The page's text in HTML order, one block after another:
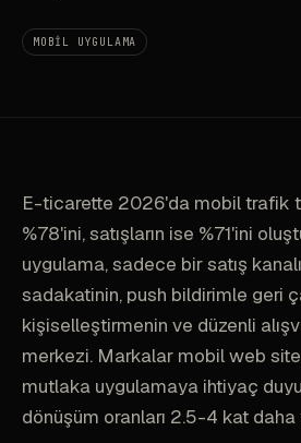
MOBIL UYGULAMA
E-ticarette 2026'da mobil trafik
%78'ini, satışların ise %71'ini
uygulama, sadece bir satış
sadakatinin, push bildirimle geri
kişiselleştirmenin ve düzenli
merkezi. Markalar mobil web
mutlaka uygulamaya ihtiyaç
dönüşüm oranları 2.5-4 kat